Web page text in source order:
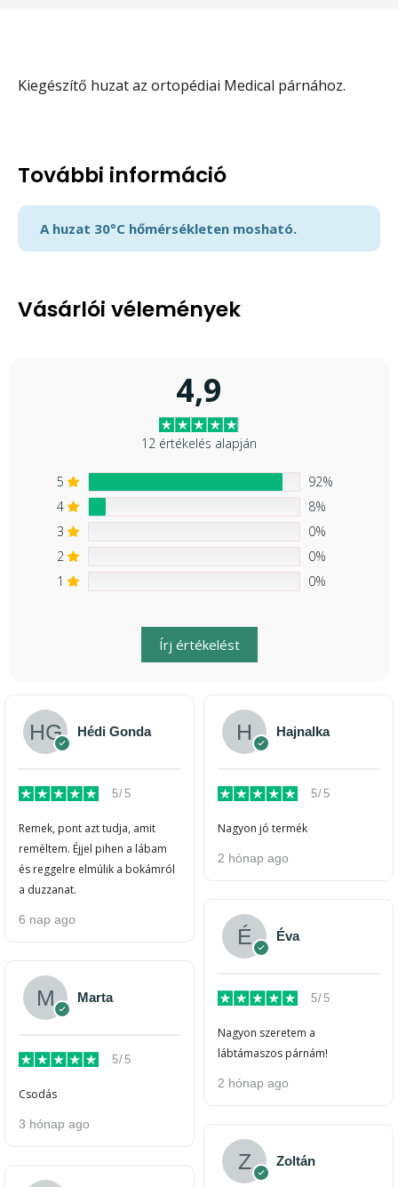
Kiegészítő huzat az ortopédiai Medical párnához.
További információ
A huzat 30°C hőmérsékleten mosható.
Vásárlói vélemények
4,9
12 értékelés alapján
5
92%
4
8%
3
0%
2
0%
1
0%
Írj értékelést
Hédi Gonda
5/5
Remek, pont azt tudja, amit
reméltem. Éjjel pihen a lábam
és reggelre elmúlik a bokámról
a duzzanat.
6 nap ago
Marta
5/5
Csodás
3 hónap ago
Hajnalka
5/5
Nagyon jó termék
2 hónap ago
Éva
5/5
Nagyon szeretem a
lábtámaszos párnám!
2 hónap ago
Zoltán